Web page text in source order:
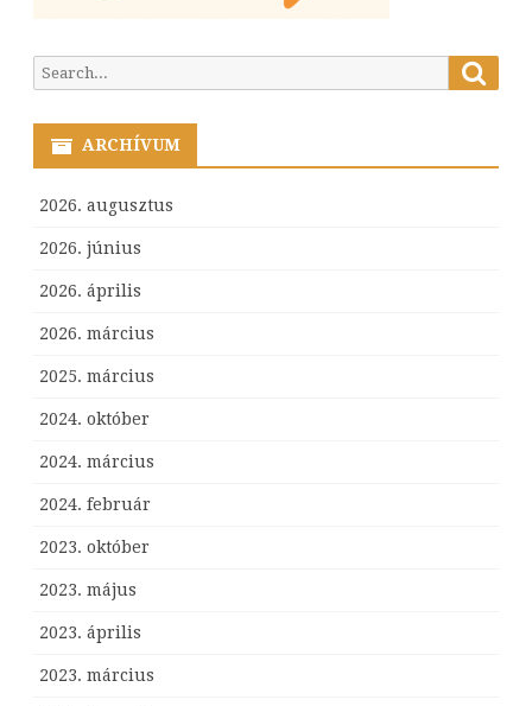
Search
for:
ARCHÍVUM
2026. augusztus
2026. június
2026. április
2026. március
2025. március
2024. október
2024. március
2024. február
2023. október
2023. május
2023. április
2023. március